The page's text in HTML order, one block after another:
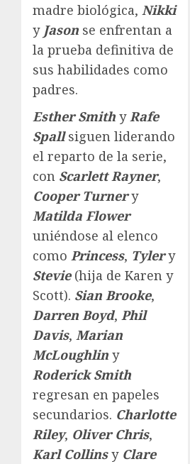
madre biológica, Nikki
y Jason se enfrentan a
la prueba definitiva de
sus habilidades como
padres.
Esther Smith yRafe
Spallsiguen liderando
el reparto de la serie,
con Scarlett Rayner,
Cooper Turnery
Matilda Flower
uniéndose al elenco
como Princess, Tylery
Stevie(hija de Karen y
Scott). Sian Brooke,
Darren Boyd, Phil
Davis, Marian
McLoughlin y
Roderick Smith
regresan en papeles
secundarios. Charlotte
Riley, Oliver Chris,
Karl Collinsy Clare